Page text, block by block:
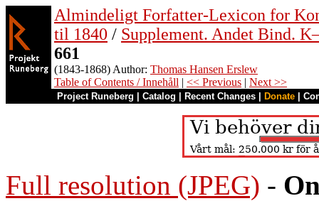
Almindeligt Forfatter-Lexicon for
til 1840 / Supplement. Andet Bind.
661
(1843-1868) Author: Thomas Hansen Erslew
Table of Contents / Innehåll | << Previous | Next >>
Project Runeberg Catalog Recent Changes Donate
Full resolution (JPEG) -